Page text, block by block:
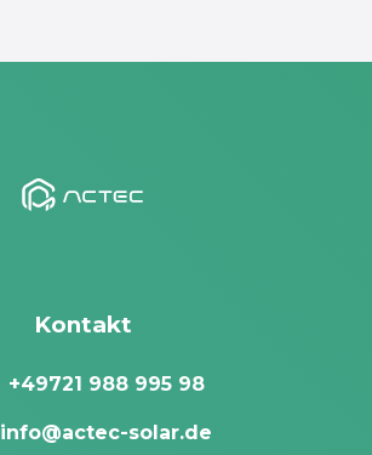
Kontakt
+49721 988 995 98
info@actec-solar.de